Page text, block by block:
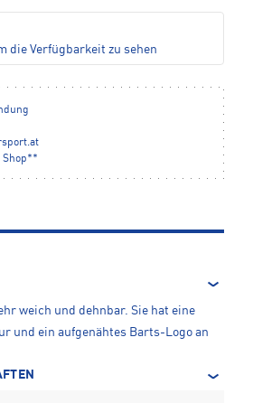
die Verfügbarkeit zu sehen
Shop**
weich und dehnbar. Sie hat eine
und ein aufgenähtes Barts-Logo an